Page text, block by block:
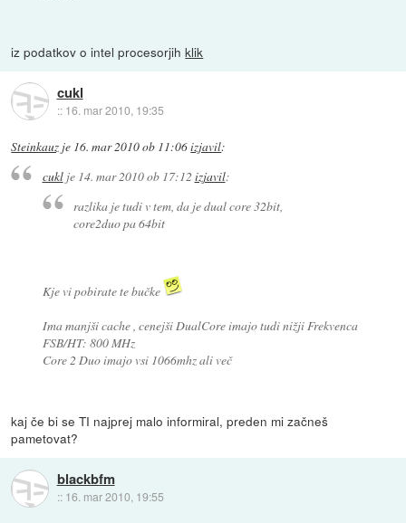
iz podatkov o intel procesorjihklik
cukl
:: 16. mar 2010, 19:35
Steinkauz je 16. mar 2010 ob 11:06izjavil:
cuklje 14. mar 2010 ob 17:12 izjavil:
razlika je tudi v tem, da je dual core 32bit,
core2duo pa 64bit
Kje vi pobirate te bučke
Ima manjši cache , cenejši DualCore imajo tudi nižji Frekvenca
FSB/HT: 800 MHz
Core 2 Duo imajo vsi 1066mhz ali več
kaj če bi se TI najprej malo informiral, preden mi začneš
pametovat?
blackbfm
:: 16. mar 2010, 19:55